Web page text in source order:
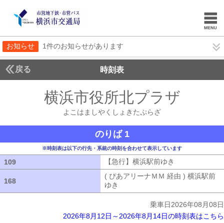
お知らせ 1件のお知らせがあります
戻る 時刻表
横浜市役所北プラザ
よこはましやくしょきたぷらざ
のりば 1
※時刻表は以下の行先・系統の時刻を合わせて表示しています
109 【急行】横浜駅前ゆき
168
( ぴあアリーナＭＭ 経由 ) 横浜駅前
ゆき
乗車日2026年08月08日
2026年8月12日～2026年8月14日の時刻表はこちら